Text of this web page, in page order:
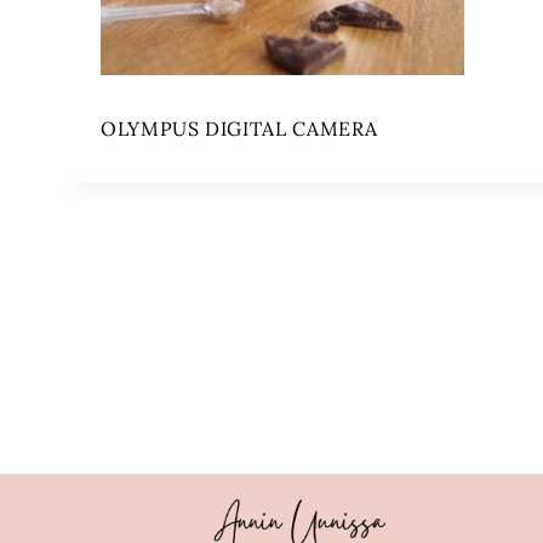
OLYMPUS DIGITAL CAMERA